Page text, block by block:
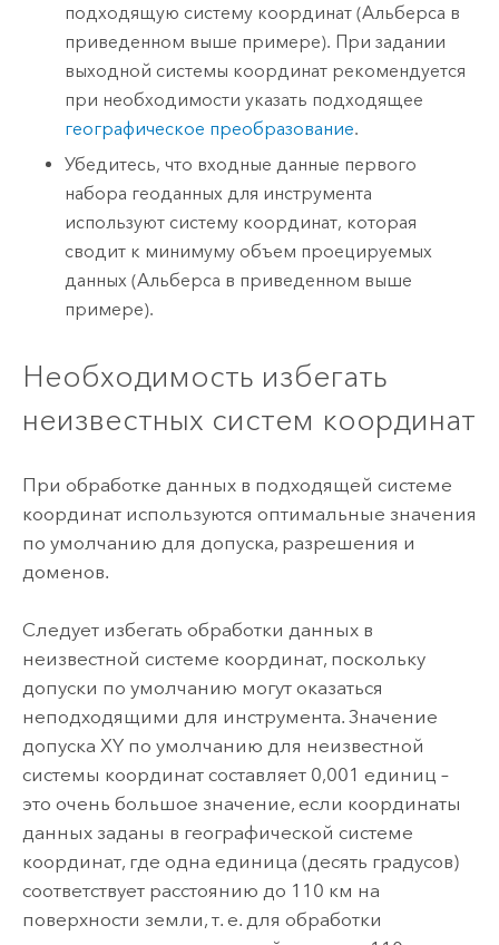
подходящую систему координат (Альберса в
приведенном выше примере). При задании
выходной системы координат рекомендуется
при необходимости указать подходящее
географическое преобразование.
Убедитесь, что входные данные первого
набора геоданных для инструмента
используют систему координат, которая
сводит к минимуму объем проецируемых
данных (Альберса в приведенном выше
примере).
Необходимость избегать
неизвестных систем координат
При обработке данных в подходящей системе
координат используются оптимальные значения
по умолчанию для допуска, разрешения и
доменов.
Следует избегать обработки данных в
неизвестной системе координат, поскольку
допуски по умолчанию могут оказаться
неподходящими для инструмента. Значение
допуска XY по умолчанию для неизвестной
системы координат составляет 0,001 единиц –
это очень большое значение, если координаты
данных заданы в географической системе
координат, где одна единица (десять градусов)
соответствует расстоянию до 110 км на
поверхности земли, т. е. для обработки